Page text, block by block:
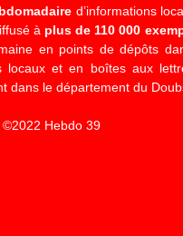
d’informations
à plus de 110 000
en points de dépôts
locaux et en boîtes aux
dans le département du
Hebdo 39